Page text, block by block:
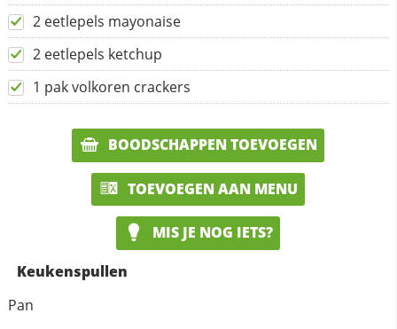
2 eetlepels mayonaise
2 eetlepels ketchup
1 pak volkoren crackers
BOODSCHAPPEN TOEVOEGEN
TOEVOEGEN AAN MENU
MIS JE NOG IETS?
Keukenspullen
Pan